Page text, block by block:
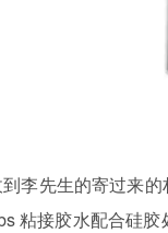
李先生的寄过来
粘接胶水配合硅胶